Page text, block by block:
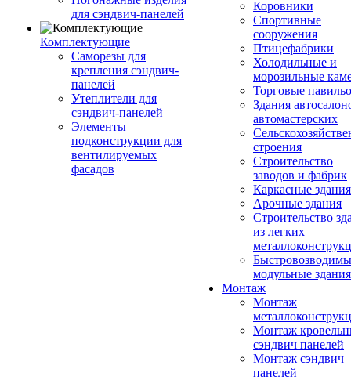
для сэндвич-панелей
Комплектующие
Саморезы для
крепления сэндвич-
панелей
Утеплители для
сэндвич-панелей
Элементы
подконструкции для
вентилируемых
фасадов
Коровники
Спортивные
сооружения
Птицефабрики
Холодильные и
морозильные
Торговые
Здания
автомастерских
строения
Строительство
заводов и фабрик
Каркасные здания
Арочные здания
Строительство
из легких
модульные здания
Монтаж
Монтаж
Монтаж
сэндвич панелей
Монтаж сэндвич
панелей